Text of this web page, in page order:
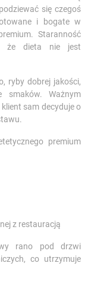
się czegoś
i bogate w
Staranność
że dieta nie jest
ryby dobrej jakości,
smaków. Ważnym
sam decyduje o
premium
z restauracją
rano pod drzwi
co utrzymuje